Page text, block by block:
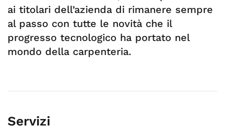
ai titolari dell’azienda di rimanere sempre
al passo con tutte le novità che il
progresso tecnologico ha portato nel
mondo della carpenteria.
Servizi